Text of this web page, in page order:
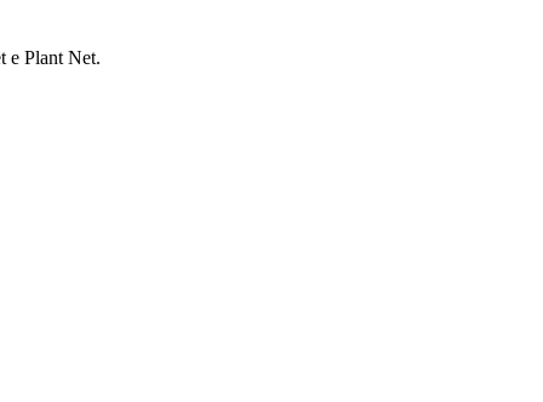
e Plant Net.